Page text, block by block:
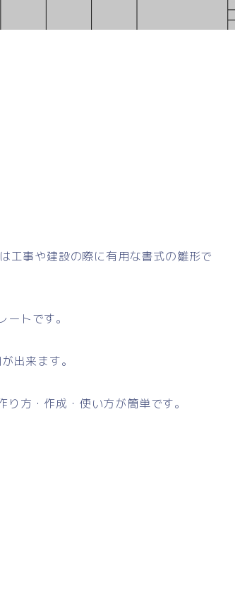
工事や建設の際に有用な書式の雛形で
トです。
出来ます。
方・作成・使い方が簡単です。